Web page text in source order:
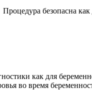
Процедура безопасна
как для
во время